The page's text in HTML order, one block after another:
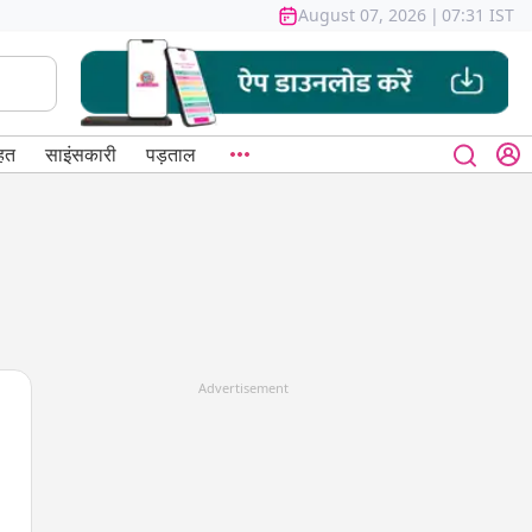
August 07, 2026 | 07:31 IST
साइंसकारी पड़ताल
Advertisement